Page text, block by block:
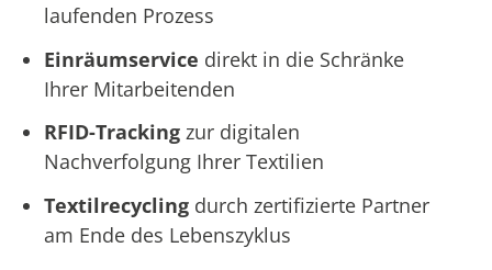
laufenden Prozess
Einräumservice direkt in die Schränke
Ihrer Mitarbeitenden
RFID-Tracking zur digitalen
Nachverfolgung Ihrer Textilien
Textilrecycling durch zertifizierte Partner
am Ende des Lebenszyklus